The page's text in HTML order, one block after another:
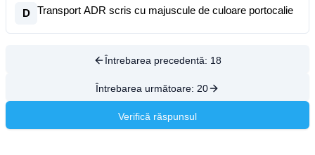
D Transport ADR scris cu majuscule de culoare portocalie
Întrebarea precedentă: 18
Întrebarea următoare: 20
Verifică răspunsul